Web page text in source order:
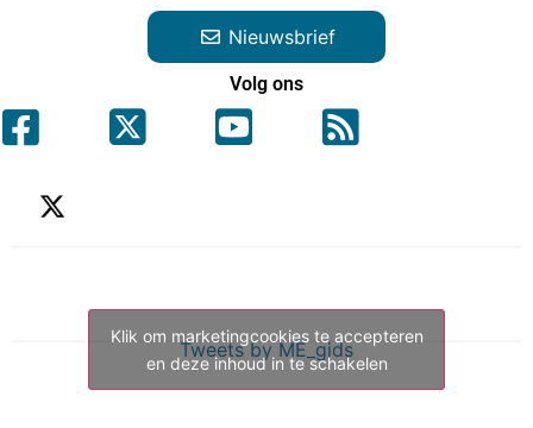
Nieuwsbrief
Volg ons
Tweets by ME_gids
Klik om marketingcookies te accepteren
en deze inhoud in te schakelen